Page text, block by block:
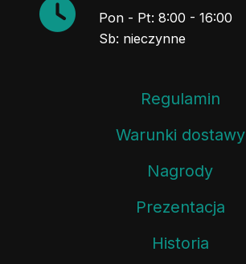
Pon - Pt: 8:00 - 16:00
Sb: nieczynne
Regulamin
Warunki dostawy
Nagrody
Prezentacja
Historia